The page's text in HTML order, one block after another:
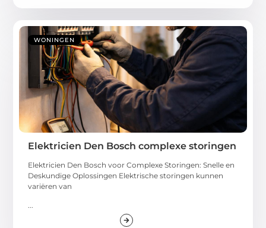
WONINGEN
Elektricien Den Bosch complexe storingen
Elektricien Den Bosch voor Complexe Storingen: Snelle en
Deskundige Oplossingen Elektrische storingen kunnen
variëren van
...